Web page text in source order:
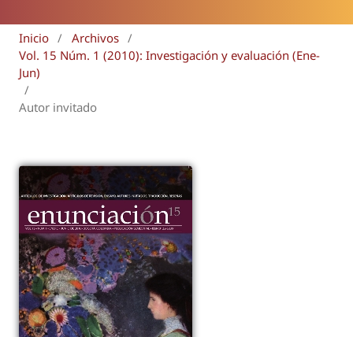
Inicio / Archivos /
Vol. 15 Núm. 1 (2010): Investigación y evaluación (Ene-
Jun)
/
Autor invitado